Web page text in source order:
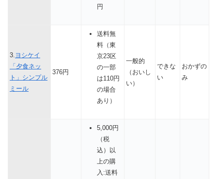
円
3. ヨシケイ
「夕食ネッ
ト」シンプル
ミール
376円
送料無
料（東
京23区
の一部
は110円
の場合
あり）
一般的
（おいし
い）
できな
い
おかずの
み
5,000円
（税
込）以
上の購
入:送料